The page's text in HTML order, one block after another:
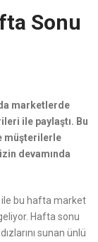
Sonu
marketlerde
ile paylaştı. Bu
müşterilerle
devamında
bu hafta market
Hafta sonu
sunan ünlü